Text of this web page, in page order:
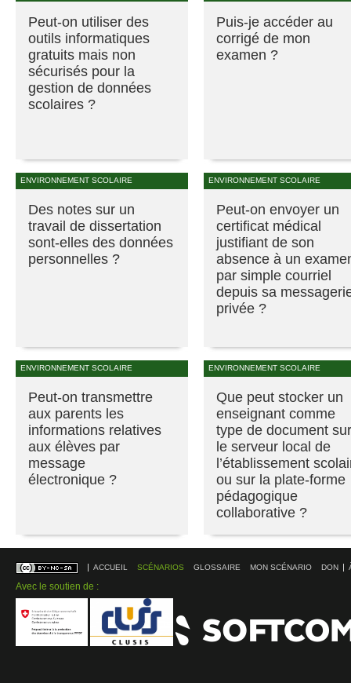
Peut-on utiliser des
outils informatiques
gratuits mais non
sécurisés pour la
gestion de données
scolaires ?
Puis-je accéder au
corrigé de mon
examen ?
ENVIRONNEMENT SCOLAIRE
Des notes sur un
travail de dissertation
sont-elles des données
personnelles ?
ENVIRONNEMENT SCOLAIRE
Peut-on envoyer un
certificat médical
justifiant de son
absence à un
par simple courriel
depuis sa
privée ?
ENVIRONNEMENT SCOLAIRE
Peut-on transmettre
aux parents les
informations relatives
aux élèves par
message
électronique ?
ENVIRONNEMENT SCOLAIRE
Que peut stocker un
enseignant comme
type de document sur
le serveur local de
l’établissement
ou sur la plate-forme
pédagogique
collaborative ?
ACCUEIL SCÉNARIOS GLOSSAIRE MON SCÉNARIO DON
Avec le soutien de :